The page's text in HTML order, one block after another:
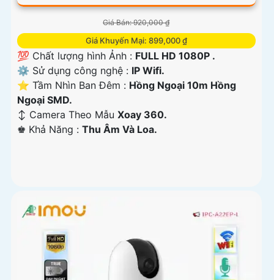
Giá Bán: 920,000 ₫
Giá Khuyến Mại: 899,000 ₫
💯 Chất lượng hình Ảnh : FULL HD 1080P .
⚙ Sử dụng công nghệ : IP Wifi.
⭐ Tầm Nhìn Ban Đêm : Hồng Ngoại 10m Hồng
Ngoại SMD.
↕️ Camera Theo Mẫu Xoay 360.
️♚ Khả Năng : Thu Âm Và Loa.